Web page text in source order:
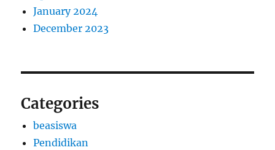
January 2024
December 2023
Categories
beasiswa
Pendidikan